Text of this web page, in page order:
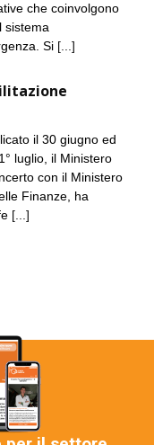
che coinvolgono
sistema
Si [...]
il 30 giugno ed
luglio, il Ministero
con il Ministero
Finanze, ha
[...]